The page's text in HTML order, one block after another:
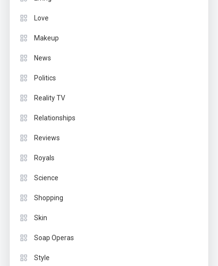
Love
Makeup
News
Politics
Reality TV
Relationships
Reviews
Royals
Science
Shopping
Skin
Soap Operas
Style